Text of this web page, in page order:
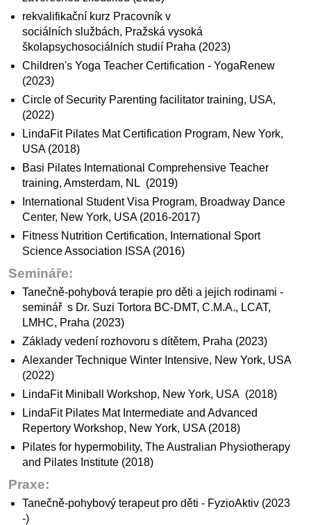
rekvalifikační kurz Pracovník v
sociálních službách, Pražská vysoká
školapsychosociálních studií Praha (2023)
Children's Yoga Teacher Certification - YogaRenew
(2023)
Circle of Security Parenting facilitator training, USA,
(2022)
LindaFit Pilates Mat Certification Program, New York,
USA (2018)
Basi Pilates International Comprehensive Teacher
training, Amsterdam, NL (2019)
International Student Visa Program, Broadway Dance
Center, New York, USA (2016-2017)
Fitness Nutrition Certification, International Sport
Science Association ISSA (2016)
Semináře:
Tanečně-pohybová terapie pro děti a jejich rodinami -
seminář s Dr. Suzi Tortora BC-DMT, C.M.A., LCAT,
LMHC, Praha (2023)
Základy vedení rozhovoru s dítětem, Praha (2023)
Alexander Technique Winter Intensive, New York, USA
(2022)
LindaFit Miniball Workshop, New York, USA (2018)
LindaFit Pilates Mat Intermediate and Advanced
Repertory Workshop, New York, USA (2018)
Pilates for hypermobility, The Australian Physiotherapy
and Pilates Institute (2018)
Praxe:
Tanečně-pohybový terapeut pro děti - FyzioAktiv (2023
-)